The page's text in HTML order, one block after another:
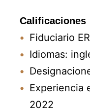
Calificaciones
Fiduciario
Idiomas:
Experiencia
2022